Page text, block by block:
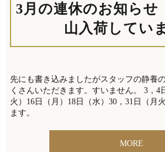
3月の連休のお知ら
山入荷してい
先にも書き込みましたがスタッフの静養
くさんいただきます。すいません。 3，4
火）16日（月）18日（水）30，31日（月
ます。
MORE